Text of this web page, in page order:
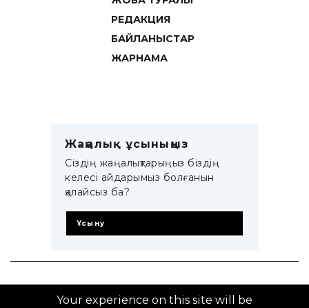
РЕДАКЦИЯ
БАЙЛАНЫСТАР
ЖАРНАМА
Жаңалық ұсыныңыз
Сіздің жаңалықтарыңыз біздің
келесі айдарымыз болғанын
қалайсыз ба?
Ұсыну
© 2014–2025 ZTB.KZ
Your experience on this site will be